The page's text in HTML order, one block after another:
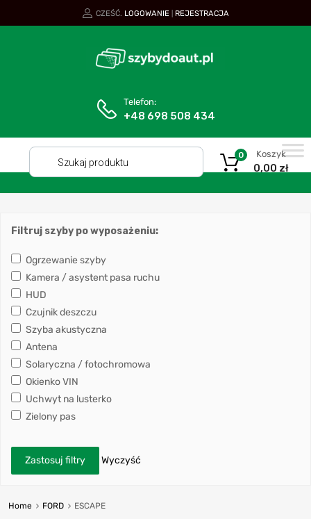
CZEŚĆ. LOGOWANIE REJESTRACJA
Telefon:
+48 698 508 434
Koszyk
0,00 zł
0
Filtruj szyby po wyposażeniu:
Ogrzewanie szyby
Kamera / asystent pasa ruchu
HUD
Czujnik deszczu
Szyba akustyczna
Antena
Solaryczna / fotochromowa
Okienko VIN
Uchwyt na lusterko
Zielony pas
Zastosuj filtry Wyczyść
Home FORD ESCAPE